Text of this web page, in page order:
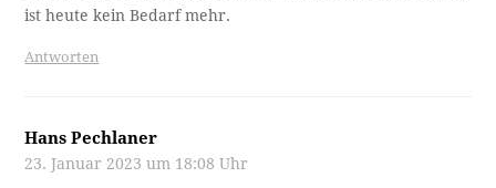
ist heute kein Bedarf mehr.
Antworten
Hans Pechlaner
23. Januar 2023 um 18:08 Uhr